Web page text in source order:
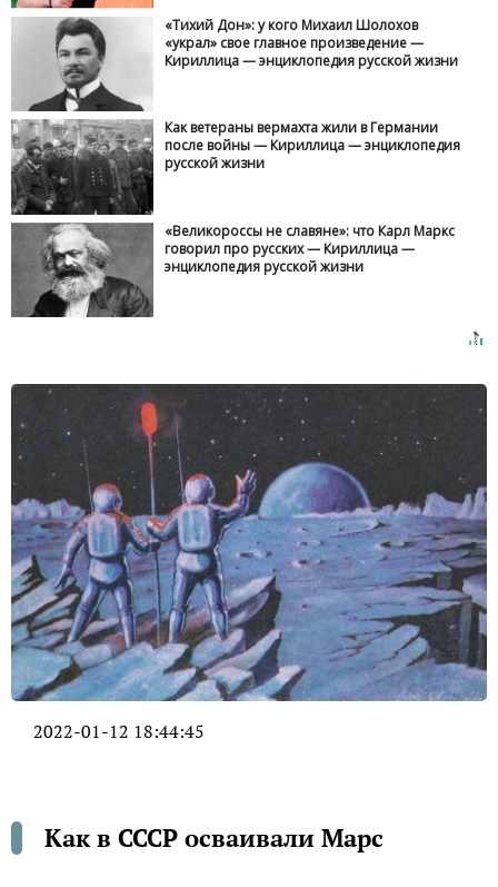
«Тихий Дон»: у кого Михаил Шолохов
«украл» свое главное произведение —
Кириллица — энциклопедия русской жизни
Как ветераны вермахта жили в Германии
после войны — Кириллица — энциклопедия
русской жизни
«Великороссы не славяне»: что Карл Маркс
говорил про русских — Кириллица —
энциклопедия русской жизни
2022-01-12 18:44:45
Как в СССР осваивали Марс